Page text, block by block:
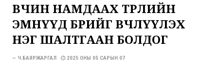
ӨВЧИН НАМДААХ ТӨРЛИЙН
ЭМНҮҮД БӨӨРИЙГ ӨВЧЛҮҮЛЭХ
НЭГ ШАЛТГААН БОЛДОГ
— Ч.БАЯРЖАРГАЛ 2025 ОНЫ 05 САРЫН 07